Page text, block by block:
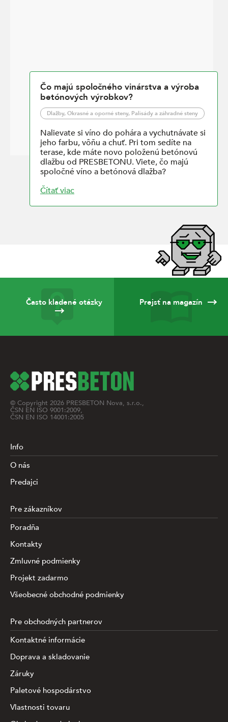
Čo majú spoločného vinárstva a výroba
betónových výrobkov?
Dlažby, Okrasné a oporné steny, Palisády a záhradné steny
Nalievate si víno do pohára a vychutnávate si
jeho farbu, vôňu a chuť. Pri tom sedíte na
terase, kde máte novo položenú betónovú
dlažbu od PRESBETONU. Viete, čo majú
spoločné víno a betónová dlažba?
Čítať viac
Často kladené otázky Prejsť na magazín
© Copyright 2026 PRESBETON Nova, s.r.o.,
ČSN EN ISO 9001:2009,
ČSN EN ISO 14001:2005
Info
O nás
Predajci
Pre zákazníkov
Poradňa
Kontakty
Zmluvné podmienky
Projekt zadarmo
Všeobecné obchodné podmienky
Pre obchodných partnerov
Kontaktné informácie
Doprava a skladovanie
Záruky
Paletové hospodárstvo
Vlastnosti tovaru